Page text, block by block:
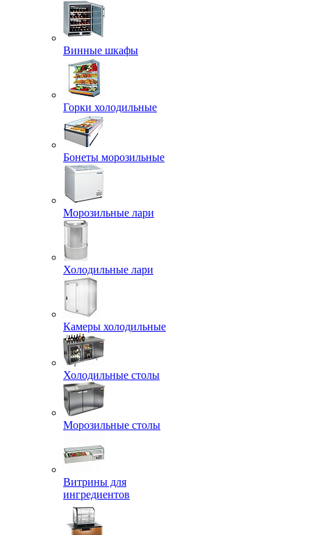
Винные шкафы
Горки холодильные
Бонеты морозильные
Морозильные лари
Холодильные лари
Камеры холодильные
Холодильные столы
Морозильные столы
Витрины для
ингредиентов